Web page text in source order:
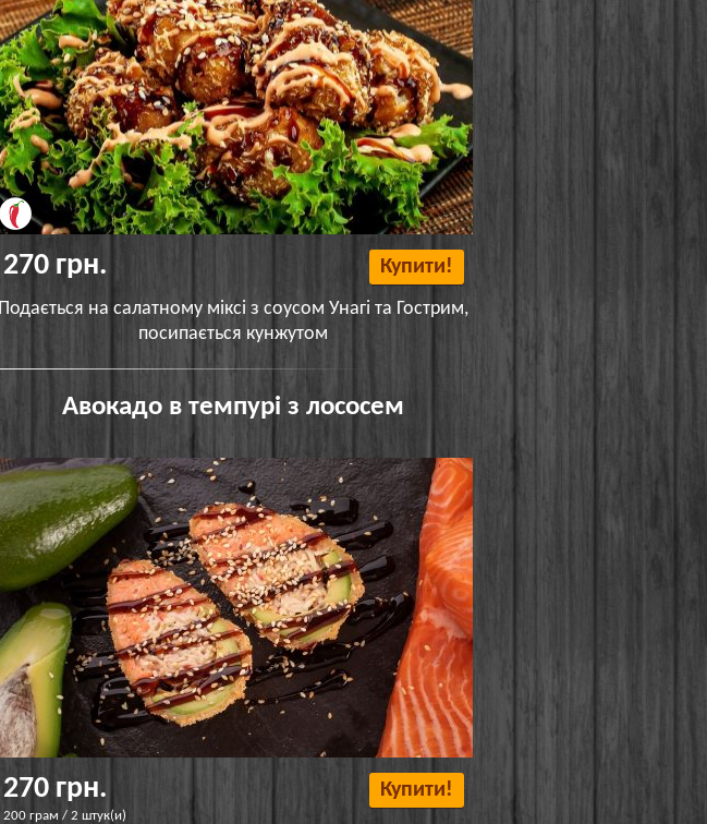
270 грн. Купити!
Подається на салатному міксі з соусом Унагі та Гострим,
посипається кунжутом
Авокадо в темпурі з лососем
270 грн.
200 грам / 2 штук(и)
Купити!